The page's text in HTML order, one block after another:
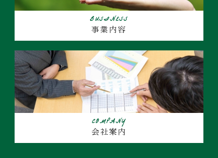
BUSINESS
事業内容
COMPANY
会社案内